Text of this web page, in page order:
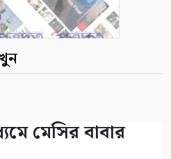
মেসির বাবার